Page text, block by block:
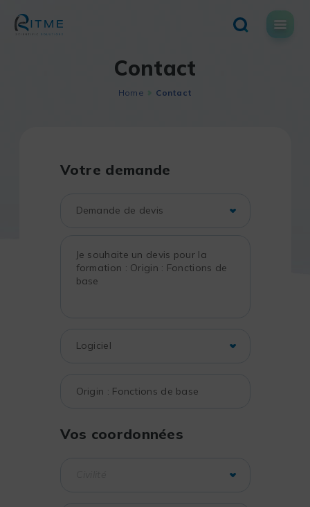
content
Contact
Home Contact
Votre demande
Vos coordonnées